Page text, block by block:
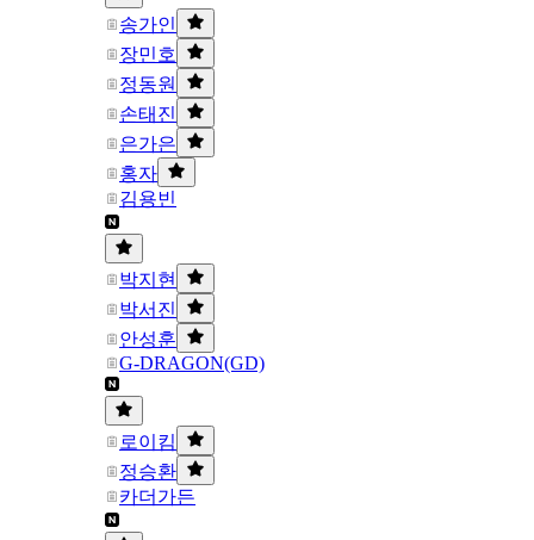
송가인
장민호
정동원
손태진
은가은
홍자
김용빈
박지현
박서진
안성훈
G-DRAGON(GD)
로이킴
정승환
카더가든